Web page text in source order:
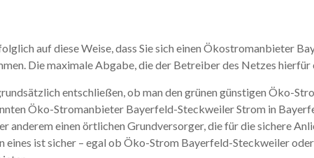
auf diese Weise, dass Sie sich einen Ökostromanbieter
Die maximale Abgabe, die der Betreiber des Netzes
entschließen, ob man den grünen günstigen Öko-
Öko-Stromanbieter Bayerfeld-Steckweiler Strom in
anderem einen örtlichen Grundversorger, die für die sichere
eines ist sicher – egal ob Öko-Strom Bayerfeld-Steckweiler